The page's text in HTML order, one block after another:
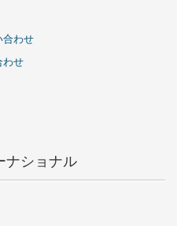
合わせ
わせ
ナショナル